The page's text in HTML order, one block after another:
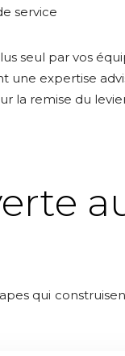
service
seul par vos
une expertise
la remise du
qui